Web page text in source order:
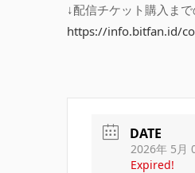
↓配信チケット購入ま
https://info.bitfan.id/
DATE
2026年 5月
Expired!